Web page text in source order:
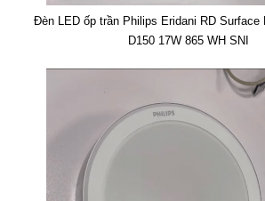
Đèn LED ốp trần Philips Eridani RD Surface
D150 17W 865 WH SNI